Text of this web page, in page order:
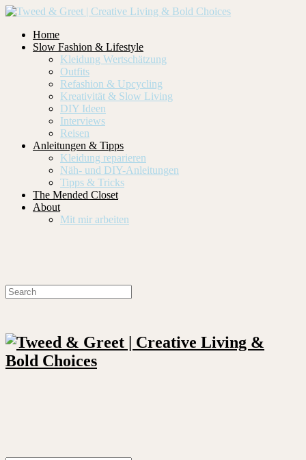
Home
Slow Fashion & Lifestyle
Kleidung Wertschätzung
Outfits
Refashion & Upcycling
Kreativität & Slow Living
DIY Ideen
Interviews
Reisen
Anleitungen & Tipps
Kleidung reparieren
Näh- und DIY-Anleitungen
Tipps & Tricks
The Mended Closet
About
Mit mir arbeiten